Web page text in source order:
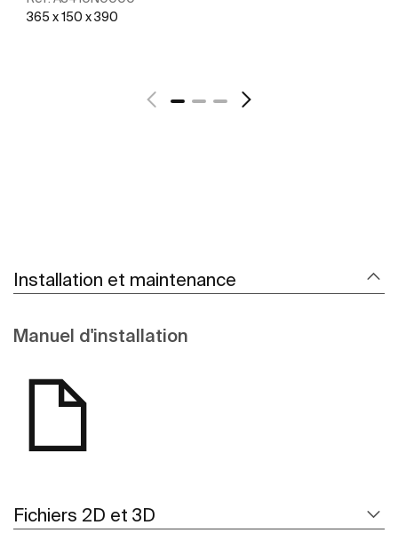
365 x 150 x 390
Installation et maintenance
Manuel d'installation
Fichiers 2D et 3D